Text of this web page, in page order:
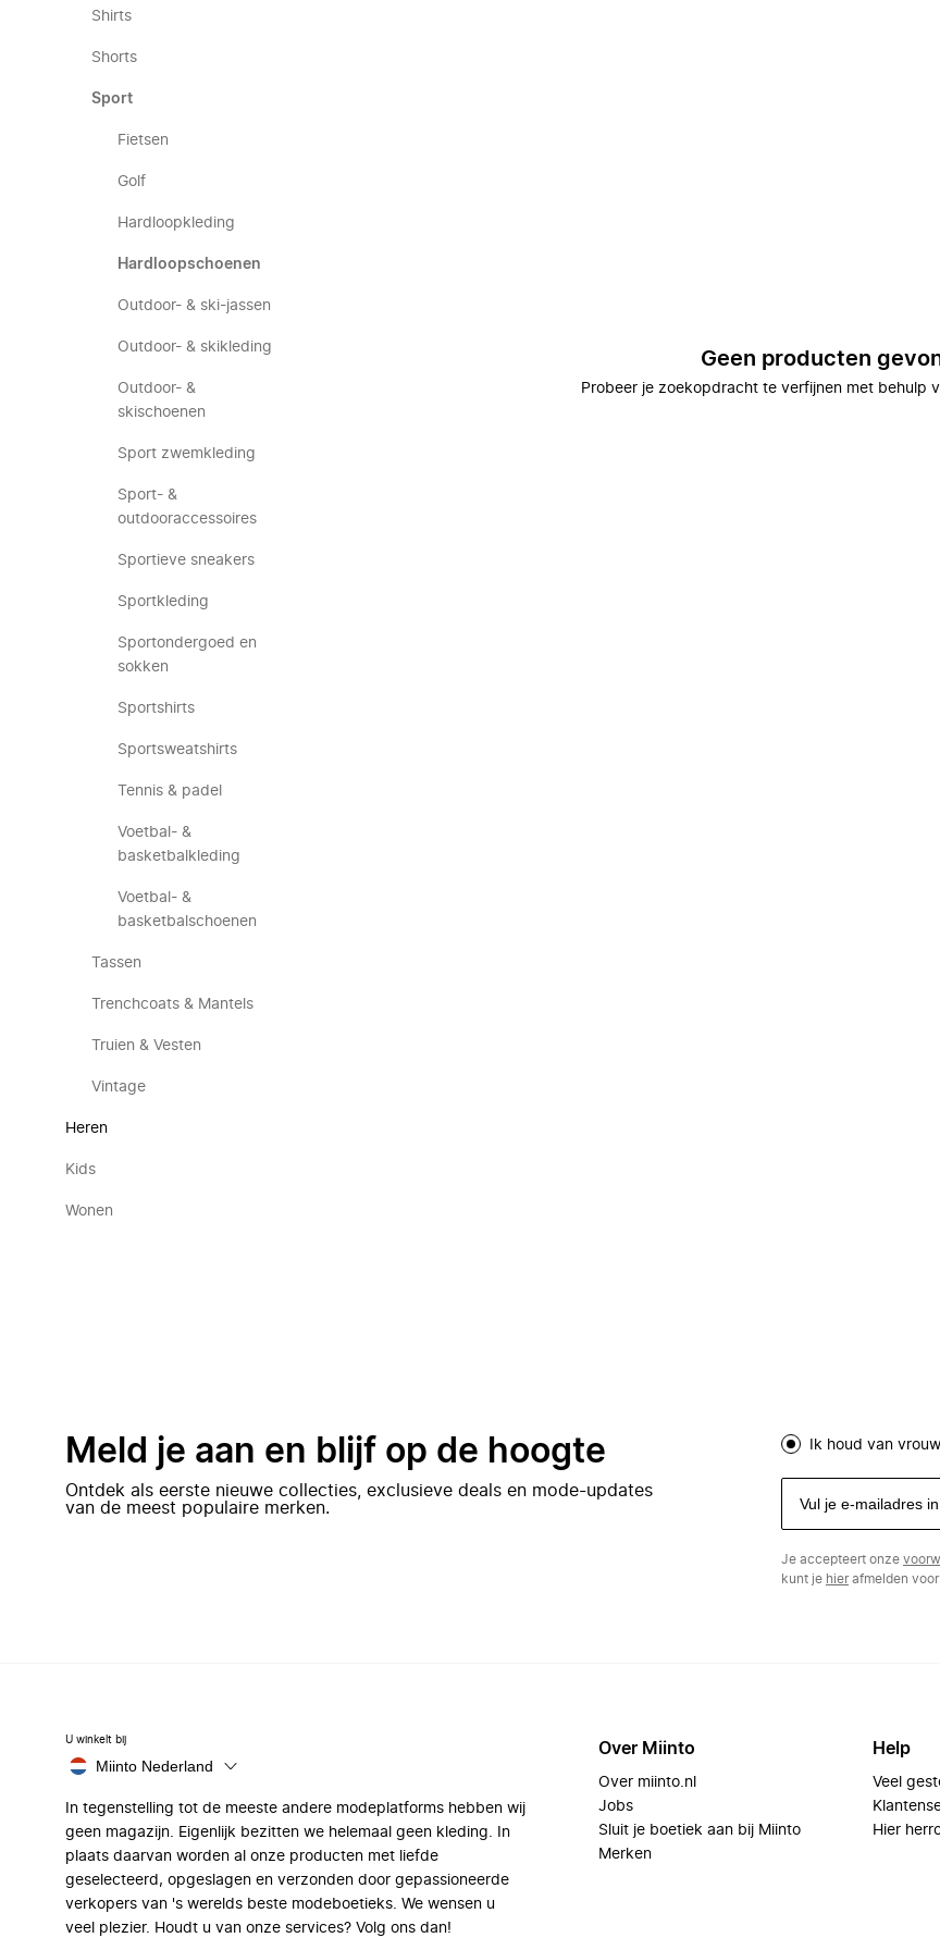
Shirts
Shorts
Sport
Fietsen
Golf
Hardloopkleding
Hardloopschoenen
Outdoor- & ski-jassen
Outdoor- & skikleding
Outdoor- &
skischoenen
Sport zwemkleding
Sport- &
outdooraccessoires
Sportieve sneakers
Sportkleding
Sportondergoed en
sokken
Sportshirts
Sportsweatshirts
Tennis & padel
Voetbal- &
basketbalkleding
Voetbal- &
basketbalschoenen
Tassen
Trenchcoats & Mantels
Truien & Vesten
Vintage
Heren
Kids
Wonen
Geen producten
Probeer je zoekopdracht te verfijnen met behulp
Meld je aan en blijf op de hoogte
Ontdek als eerste nieuwe collecties, exclusieve deals en mode-updates
van de meest populaire merken.
Ik houd van
Je accepteert onze
kunt je hierafmelden voor
U winkelt bij
Miinto Nederland
In tegenstelling tot de meeste andere modeplatforms hebben wij
geen magazijn. Eigenlijk bezitten we helemaal geen kleding. In
plaats daarvan worden al onze producten met liefde
geselecteerd, opgeslagen en verzonden door gepassioneerde
verkopers van 's werelds beste modeboetieks. We wensen u
veel plezier. Houdt u van onze services? Volg ons dan!
Over Miinto
Over miinto.nl
Jobs
Sluit je boetiek aan bij Miinto
Merken
Help
Veel
Hier